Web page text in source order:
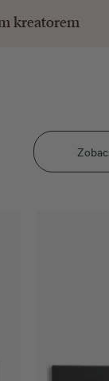
kreatorem